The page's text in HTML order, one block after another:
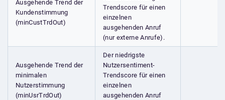
Ausgehende Trend der
Kundenstimmung
(minCustTrdOut)
Trendscore für einen
einzelnen
ausgehenden Anruf
(nur externe Anrufe).
Ausgehende Trend der
minimalen
Nutzerstimmung
(minUsrTrdOut)
Der niedrigste
Nutzersentiment-
Trendscore für einen
einzelnen
ausgehenden Anruf